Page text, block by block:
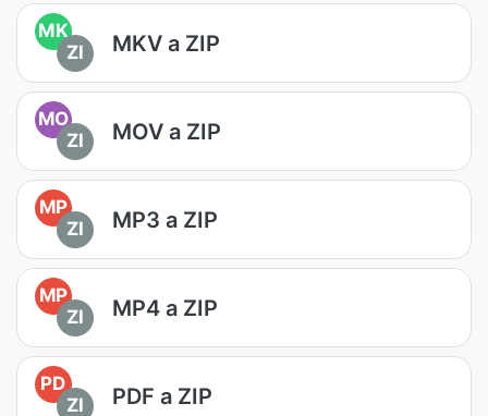
MK
ZI
MKV a ZIP
MO
ZI
MOV a ZIP
MP
ZI
MP3 a ZIP
MP
ZI
MP4 a ZIP
PD
ZI
PDF a ZIP